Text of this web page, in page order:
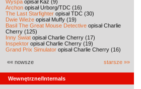
Wyspa opisał Kaz (9)
Archon opisał Urborg/TDC (16)
The Last Starfighter opisał TDC (30)
Dwie Wieże opisał Muffy (19)
Basil The Great Mouse Detective opisał Charlie
Cherry (125)
Inny Świat opisał Charlie Cherry (17)
Inspektor opisał Charlie Cherry (19)
Grand Prix Simulator opisał Charlie Cherry (16)
«« nowsze starsze »»
Wewnętrzne/Internals